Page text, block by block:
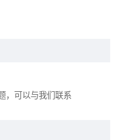
，可以与我们联系